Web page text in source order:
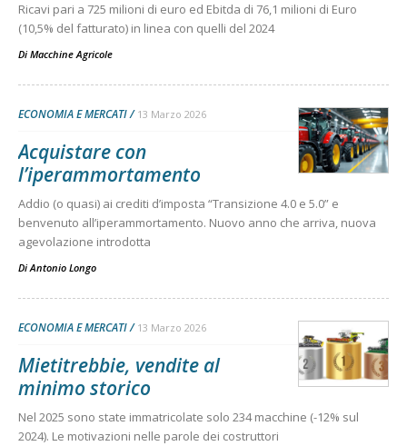
Ricavi pari a 725 milioni di euro ed Ebitda di 76,1 milioni di Euro
(10,5% del fatturato) in linea con quelli del 2024
Di Macchine Agricole
ECONOMIA E MERCATI 13 Marzo 2026
Acquistare con
l’iperammortamento
Addio (o quasi) ai crediti d’imposta “Transizione 4.0 e 5.0” e
benvenuto all’iperammortamento. Nuovo anno che arriva, nuova
agevolazione introdotta
DiAntonio Longo
ECONOMIA E MERCATI 13 Marzo 2026
Mietitrebbie, vendite al
minimo storico
Nel 2025 sono state immatricolate solo 234 macchine (-12% sul
2024). Le motivazioni nelle parole dei costruttori